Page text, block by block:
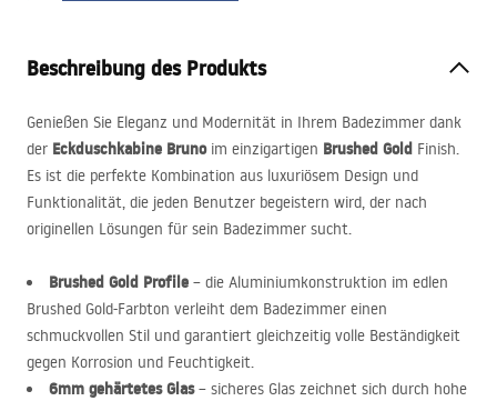
Beschreibung des Produkts
Genießen Sie Eleganz und Modernität in Ihrem Badezimmer dank
der Eckduschkabine Brunoim einzigartigen Brushed Gold Finish.
Es ist die perfekte Kombination aus luxuriösem Design und
Funktionalität, die jeden Benutzer begeistern wird, der nach
originellen Lösungen für sein Badezimmer sucht.
Brushed Gold Profile – die Aluminiumkonstruktion im edlen
Brushed Gold-Farbton verleiht dem Badezimmer einen
schmuckvollen Stil und garantiert gleichzeitig volle Beständigkeit
gegen Korrosion und Feuchtigkeit.
6mm gehärtetes Glas– sicheres Glas zeichnet sich durch hohe